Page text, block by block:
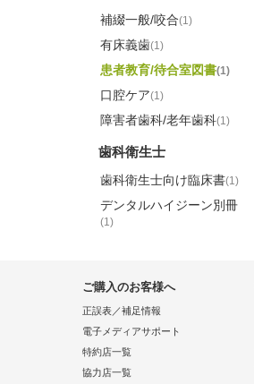
補綴一般/咬合(1)
有床義歯(1)
患者教育/待合室図書(1)
口腔ケア(1)
障害者歯科/老年歯科(1)
歯科衛生士
歯科衛生士向け臨床書(1)
デンタルハイジーン別冊
(1)
ご購入のお客様へ
正誤表／補足情報
電子メディアサポート
特約店一覧
協力店一覧